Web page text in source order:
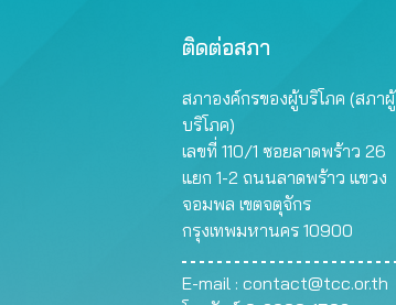
ติดต่อสภา
สภาองค์กรของผู้บริโภค (สภาผู้
บริโภค)
เลขที่ 110/1 ซอยลาดพร้าว 26
แยก 1-2 ถนนลาดพร้าว แขวง
จอมพล เขตจตุจักร
กรุงเทพมหานคร 10900
E-mail : contact@tcc.or.th